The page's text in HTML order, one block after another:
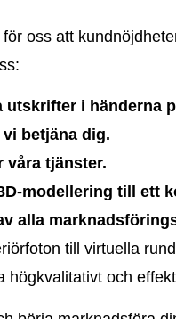
oss att
i händerna
betjäna dig.
våra tjänster.
modellering till ett
alla
till virtuella
och